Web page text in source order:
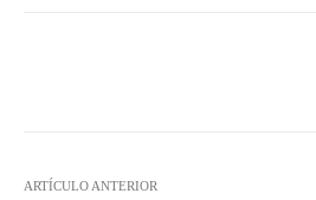
ARTÍCULO ANTERIOR